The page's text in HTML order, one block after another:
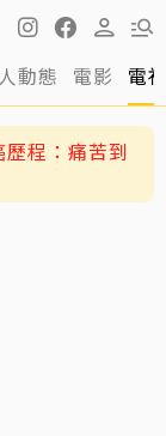
動態 電影 電
程：痛苦到